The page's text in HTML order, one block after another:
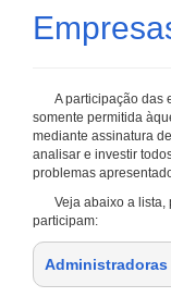
A participação das
somente permitida
mediante assinatura
analisar e investir
problemas
Veja abaixo a lista,
participam: